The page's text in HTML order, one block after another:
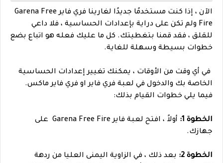
الآن ، إذا كنت مستخدمًا جديدًا لغارينا فري فاير Garena Free
Fire ولم تكن على دراية بإعدادات الحساسية ، فلا داعي
للقلق ، فقد قمنا بتغطيتك. كل ما عليك فعله هو اتباع بضع
خطوات بسيطة وسهلة للغاية.
في أي وقت من الأوقات ، يمكنك تغيير إعدادات الحساسية
الخاصة بك والدخول في لعبة فري فاير او فري فاير ماكس.
فيما يلي خطوات القيام بذلك:
الخطوة 1:
أولاً ، افتح لعبة فاير Garena Free Fire على
جهازك.
الخطوة 2:
بعد ذلك ، في الزاوية اليمنى العليا من ردهة